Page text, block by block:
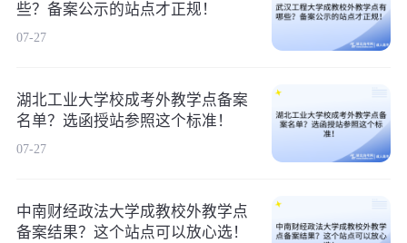
些？备案公示的站点才正规！
07-27
湖北工业大学校成考外教学点备案
名单？选函授站参照这个标准！
07-27
中南财经政法大学成教校外教学点
备案结果？这个站点可以放心选！